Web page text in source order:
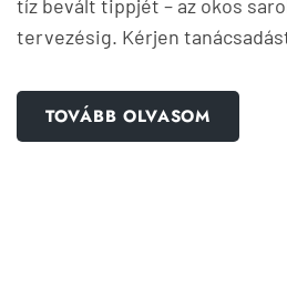
tíz bevált tippjét – az okos
tervezésig. Kérjen
TOVÁBB OLVASOM